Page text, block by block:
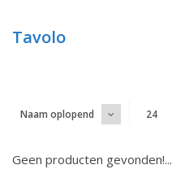
Tavolo
Naam oplopend 24
Geen producten gevonden!...